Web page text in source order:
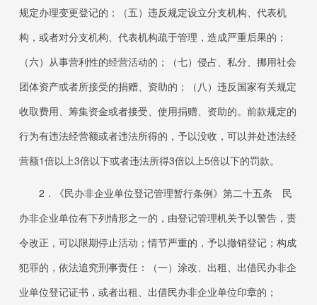
规定办理变更登记的；（五）违反规定设立分支机构、代表机
构，或者对分支机构、代表机构疏于管理，造成严重后果的；
（六）从事营利性的经营活动的；（七）侵占、私分、挪用社会
团体资产或者所接受的捐赠、资助的；（八）违反国家有关规定
收取费用、筹集资金或者接受、使用捐赠、资助的。前款规定的
行为有违法经营额或者违法所得的，予以没收，可以并处违法经
营额1倍以上3倍以下或者违法所得3倍以上5倍以下的罚款。
2．
《民办非企业单位登记管理暂行条例》第二十五条 民
办非企业单位有下列情形之一的，由登记管理机关予以警告，责
令改正，可以限期停止活动；情节严重的，予以撤销登记；构成
犯罪的，依法追究刑事责任：（一）涂改、出租、出借民办非企
业单位登记证书，或者出租、出借民办非企业单位印章的；